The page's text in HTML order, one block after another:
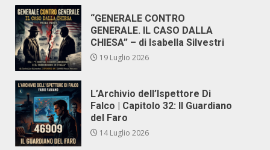
“GENERALE CONTRO
GENERALE. IL CASO DALLA
CHIESA” – di Isabella Silvestri
19 Luglio 2026
L’Archivio dell’Ispettore Di
Falco | Capitolo 32: Il Guardiano
del Faro
14 Luglio 2026